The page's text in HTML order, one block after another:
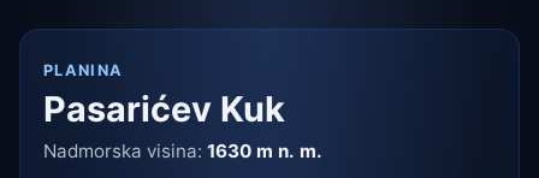
PLANINA
Pasarićev Kuk
Nadmorska visina:1630 m n. m.